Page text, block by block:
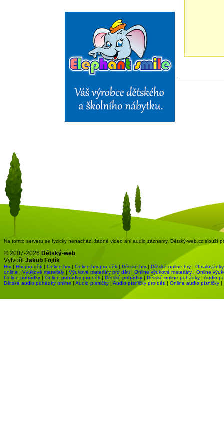
Na tomto serveru se fyzicky nenachází žádné video ani audio záznamy. Dětský-web.cz slouží
© 2007-2026 Dětský-web
Vytvořil Jakub Fojtík
Hry | Hry pro děti | Online hry | Online hry pro děti | Dětské hry | Dětské online hry | Omalovánky
online | Výukové materiály | Výukové materiály pro děti | Online výukové materiály | Online
Online pohádky | Online pohádky pro děti | Dětské pohádky | Dětské online pohádky | Audio
Dětské audio pohádky online | Audio písničky | Audio písničky pro děti | Online audio písničky |